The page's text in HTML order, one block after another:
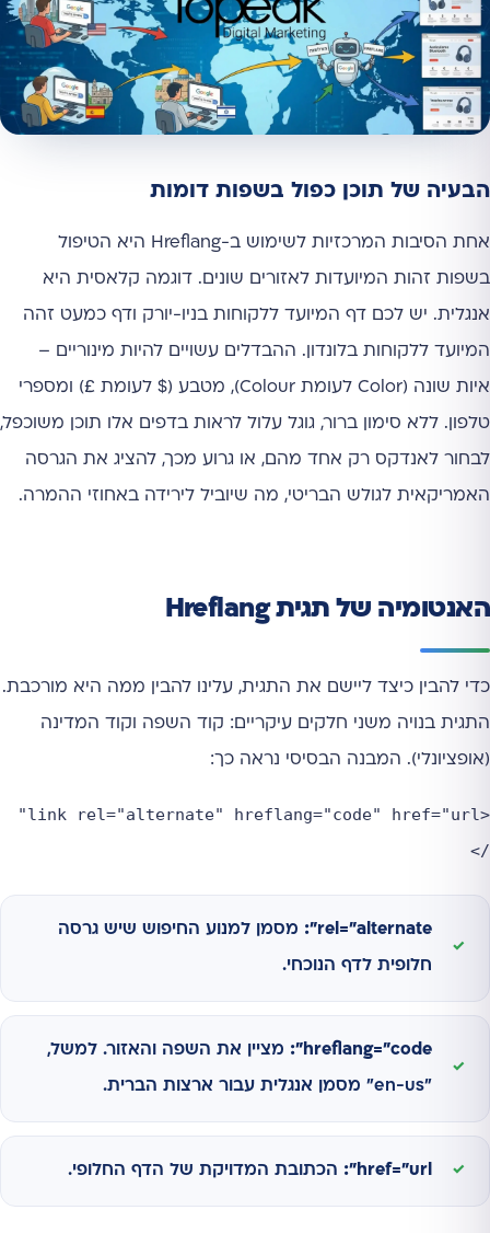
הבעיה של תוכן כפול בשפות דומות
אחת הסיבות המרכזיות לשימוש ב-Hreflang היא הטיפול
בשפות זהות המיועדות לאזורים שונים. דוגמה קלאסית היא
אנגלית. יש לכם דף המיועד ללקוחות בניו-יורק ודף כמעט זהה
המיועד ללקוחות בלונדון. ההבדלים עשויים להיות מינוריים –
איות שונה (Color לעומת Colour), מטבע ($ לעומת £) ומספרי
טלפון. ללא סימון ברור, גוגל עלול לראות בדפים אלו תוכן משוכפל,
לבחור לאנדקס רק אחד מהם, או גרוע מכך, להציג את הגרסה
האמריקאית לגולש הבריטי, מה שיוביל לירידה באחוזי ההמרה.
האנטומיה של תגית Hreflang
כדי להבין כיצד ליישם את התגית, עלינו להבין ממה היא מורכבת.
התגית בנויה משני חלקים עיקריים: קוד השפה וקוד המדינה
(אופציונלי). המבנה הבסיסי נראה כך:
<link rel="alternate" hreflang="code" href="url"
/>
rel="alternate": מסמן למנוע החיפוש שיש גרסה
חלופית לדף הנוכחי.
hreflang="code": מציין את השפה והאזור. למשל,
"en-us" מסמן אנגלית עבור ארצות הברית.
href="url": הכתובת המדויקת של הדף החלופי.